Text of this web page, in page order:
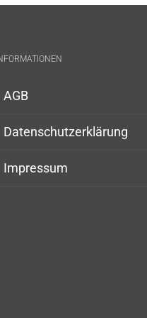
AGB
Datenschutzerklärung
Impressum